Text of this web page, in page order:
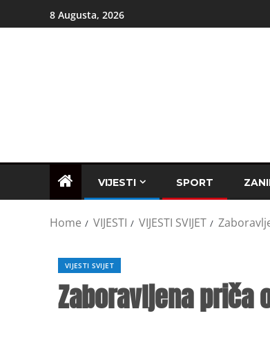
8 Augusta, 2026
VIJESTI SPORT
Home VIJESTI VIJESTI SVIJET
VIJESTI SVIJET
Zaboravljena priča